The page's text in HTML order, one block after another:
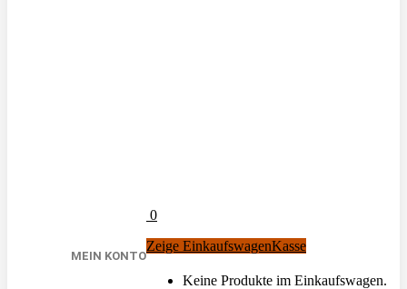
MEIN KONTO
0
Zeige EinkaufswagenKasse
Keine Produkte im Einkaufswagen.